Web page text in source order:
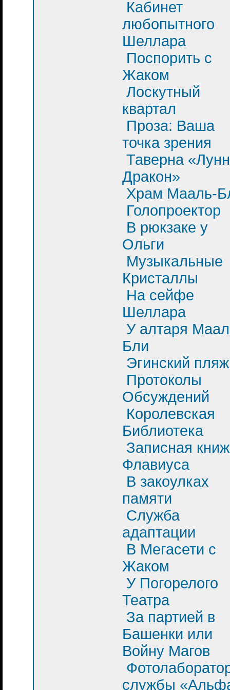
Кабинет
любопытного
Шеллара
Поспорить с
Жаком
Лоскутный
квартал
Проза: Ваша
точка зрения
Таверна
Дракон»
Храм Мааль-
Голопроектор
В рюкзаке у
Ольги
Музыкальные
Кристаллы
На сейфе
Шеллара
У алтаря
Бли
Эгинский пляж
Протоколы
Обсуждений
Королевская
Библиотека
Записная
Флавиуса
В закоулках
памяти
Служба
адаптации
В Мегасети с
Жаком
У Погорелого
Театра
За партией в
Башенки или
Войну Магов
службы